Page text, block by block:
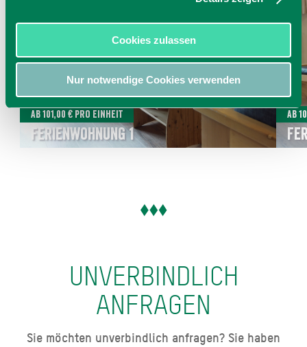
Cookies zulassen
Nur notwendige Cookies verwenden
Ab 101,00 € pro Einheit
Ferienwohnung 1
Ab
UNVERBINDLICH
ANFRAGEN
Sie möchten unverbindlich anfragen? Sie haben